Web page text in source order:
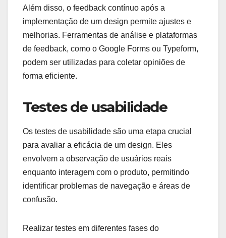
Além disso, o feedback contínuo após a
implementação de um design permite ajustes e
melhorias. Ferramentas de análise e plataformas
de feedback, como o Google Forms ou Typeform,
podem ser utilizadas para coletar opiniões de
forma eficiente.
Testes de usabilidade
Os testes de usabilidade são uma etapa crucial
para avaliar a eficácia de um design. Eles
envolvem a observação de usuários reais
enquanto interagem com o produto, permitindo
identificar problemas de navegação e áreas de
confusão.
Realizar testes em diferentes fases do